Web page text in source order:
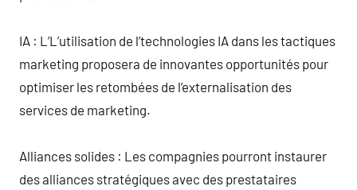
IA : L’L’utilisation de l’technologies IA dans les tactiques
marketing proposera de innovantes opportunités pour
optimiser les retombées de l’externalisation des
services de marketing.
Alliances solides : Les compagnies pourront instaurer
des alliances stratégiques avec des prestataires